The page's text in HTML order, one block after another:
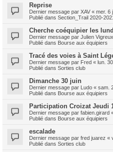
Reprise
Dernier message par XAV « mer. 6
Publié dans Section_Trail 2020-
Cherche coéquipier les
Dernier message par Julien Vigreux
Publié dans Bourse aux équipiers
Tracé des voies à Saint
Dernier message par Fred « lun.
Publié dans Sorties club
Dimanche 30 juin
Dernier message par Ludo « sam.
Publié dans Bourse aux équipiers
Participation Croizat Jeudi
Dernier message par fabien.girard
Publié dans Bourse aux équipiers
escalade
Dernier message par fred juarez «
Publié dans Sorties club